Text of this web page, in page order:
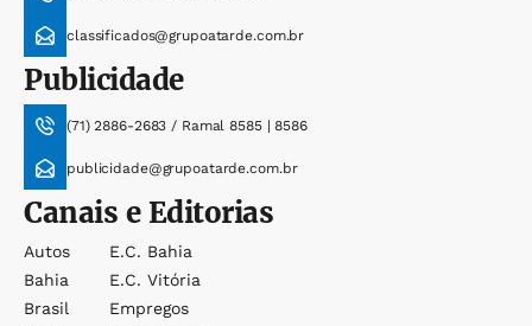
classificados@grupoatarde.com.br
Publicidade
(71) 2886-2683 / Ramal 8585 | 8586
publicidade@grupoatarde.com.br
Canais e Editorias
Autos
Bahia
Brasil
E.c. Bahia
E.c. Vitória
Empregos